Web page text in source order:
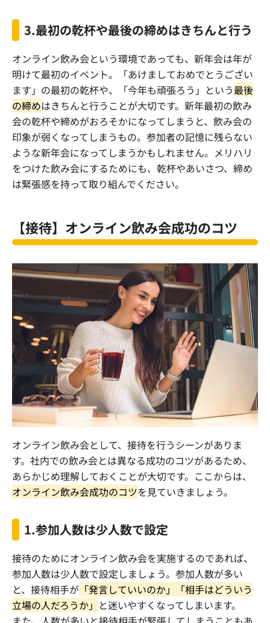
3.最初の乾杯や最後の締めはきちんと行う
オンライン飲み会という環境であっても、新年会は年が
明けて最初のイベント。「あけましておめでとうござい
ます」の最初の乾杯や、「今年も頑張ろう」という最後
の締めはきちんと行うことが大切です。新年最初の飲み
会の乾杯や締めがおろそかになってしまうと、飲み会の
印象が弱くなってしまうもの。参加者の記憶に残らない
ような新年会になってしまうかもしれません。メリハリ
をつけた飲み会にするためにも、乾杯やあいさつ、締め
は緊張感を持って取り組んでください。
【接待】オンライン飲み会成功のコツ
オンライン飲み会として、接待を行うシーンがありま
す。社内での飲み会とは異なる成功のコツがあるため、
あらかじめ理解しておくことが大切です。ここからは、
オンライン飲み会成功のコツを見ていきましょう。
1.参加人数は少人数で設定
接待のためにオンライン飲み会を実施するのであれば、
参加人数は少人数で設定しましょう。参加人数が多い
と、接待相手が 「発言していいのか」「相手はどういう
立場の人だろうか」 と迷いやすくなってしまいます。